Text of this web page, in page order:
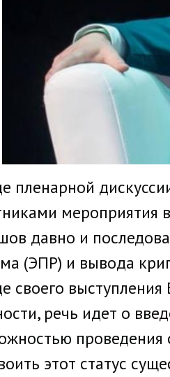
пленарной
мероприятия
давно и
(ЭПР) и вывода
своего
речь идет о
этот статус